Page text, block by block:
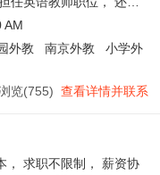
本书，在电视、报纸、
甚至进入了白宫
AM
外教 南京外教
小学外
览(755) 查看详情并联系
， 求职不限制， 薪资协